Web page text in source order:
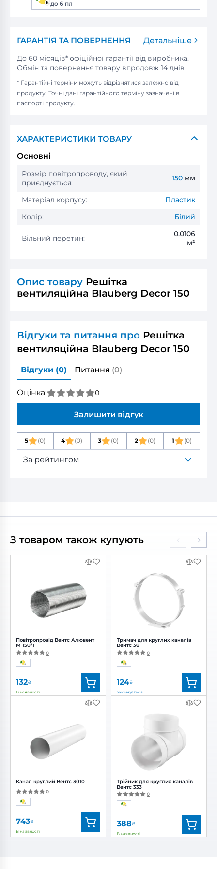
до 6 пл
ГАРАНТІЯ ТА ПОВЕРНЕННЯ Детальніше
До 60 місяців* офіційної гарантії від виробника.
Обмін та повернення товару впродовж 14 днів
* Гарантійні терміни можуть відрізнятися залежно від
продукту. Точні дані гарантійного терміну зазначені в
паспорті продукту.
ХАРАКТЕРИСТИКИ ТОВАРУ
Основні
Розмір повітропроводу, який
приєднується:
150 мм
Матеріал корпусу:
Пластик
Колір:
Білий
Вільний перетин:
0.0106
м²
Опис товару Решітка
вентиляційна Blauberg Decor 150
Відгуки та питання про Решітка
вентиляційна Blauberg Decor 150
Відгуки (0) Питання (0)
Оцінка: 0
Залишити відгук
5 (0) 4 (0) 3 (0) 2 (0) 1 (0)
За рейтингом
З товаром також купують
Повітропровід Вентс Алювент
М 150/1
0
132₴
В наявності
Вентс
Канал круглий Вентс 3010
0
743₴
В наявності
Артикул: 0000225066
Тримач для круглих каналів
Вентс 36
0
124₴
закінчується
Вентс
0000225712
Трійник для круглих каналів
Вентс 333
0
388₴
В наявності
Артикул: 0000225689